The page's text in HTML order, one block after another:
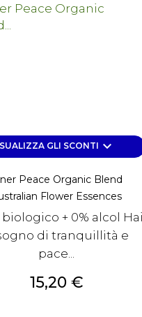
GLI SCONTI keyboard_arrow_down
Peace Organic Blend
Flower Essences
biologico + 0% alcol Hai
di tranquillità e
pace...
Prezzo
15,20 €